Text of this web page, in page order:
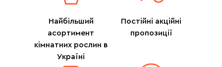
Найбільший
асортимент
кімнатних рослин в
Україні
Постійні акційні
пропозиції